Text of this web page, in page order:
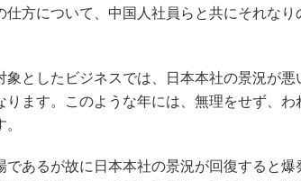
仕方について、中国人社員らと共にそれなり
としたビジネスでは、日本本社の景況が悪
ります。このような年には、無理をせず、
あるが故に日本本社の景況が回復すると爆